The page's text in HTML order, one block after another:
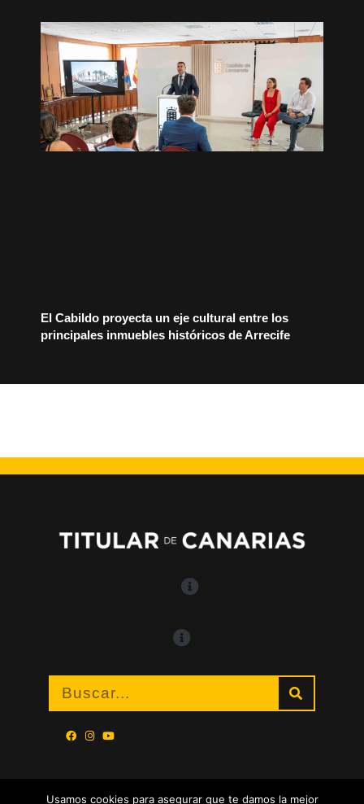
El Cabildo proyecta un eje cultural entre los
principales inmuebles históricos de Arrecife
Usamos cookies para asegurar que te damos la mejor